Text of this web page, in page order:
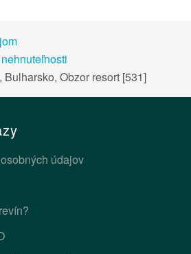
Obzor resort [531]
údajov